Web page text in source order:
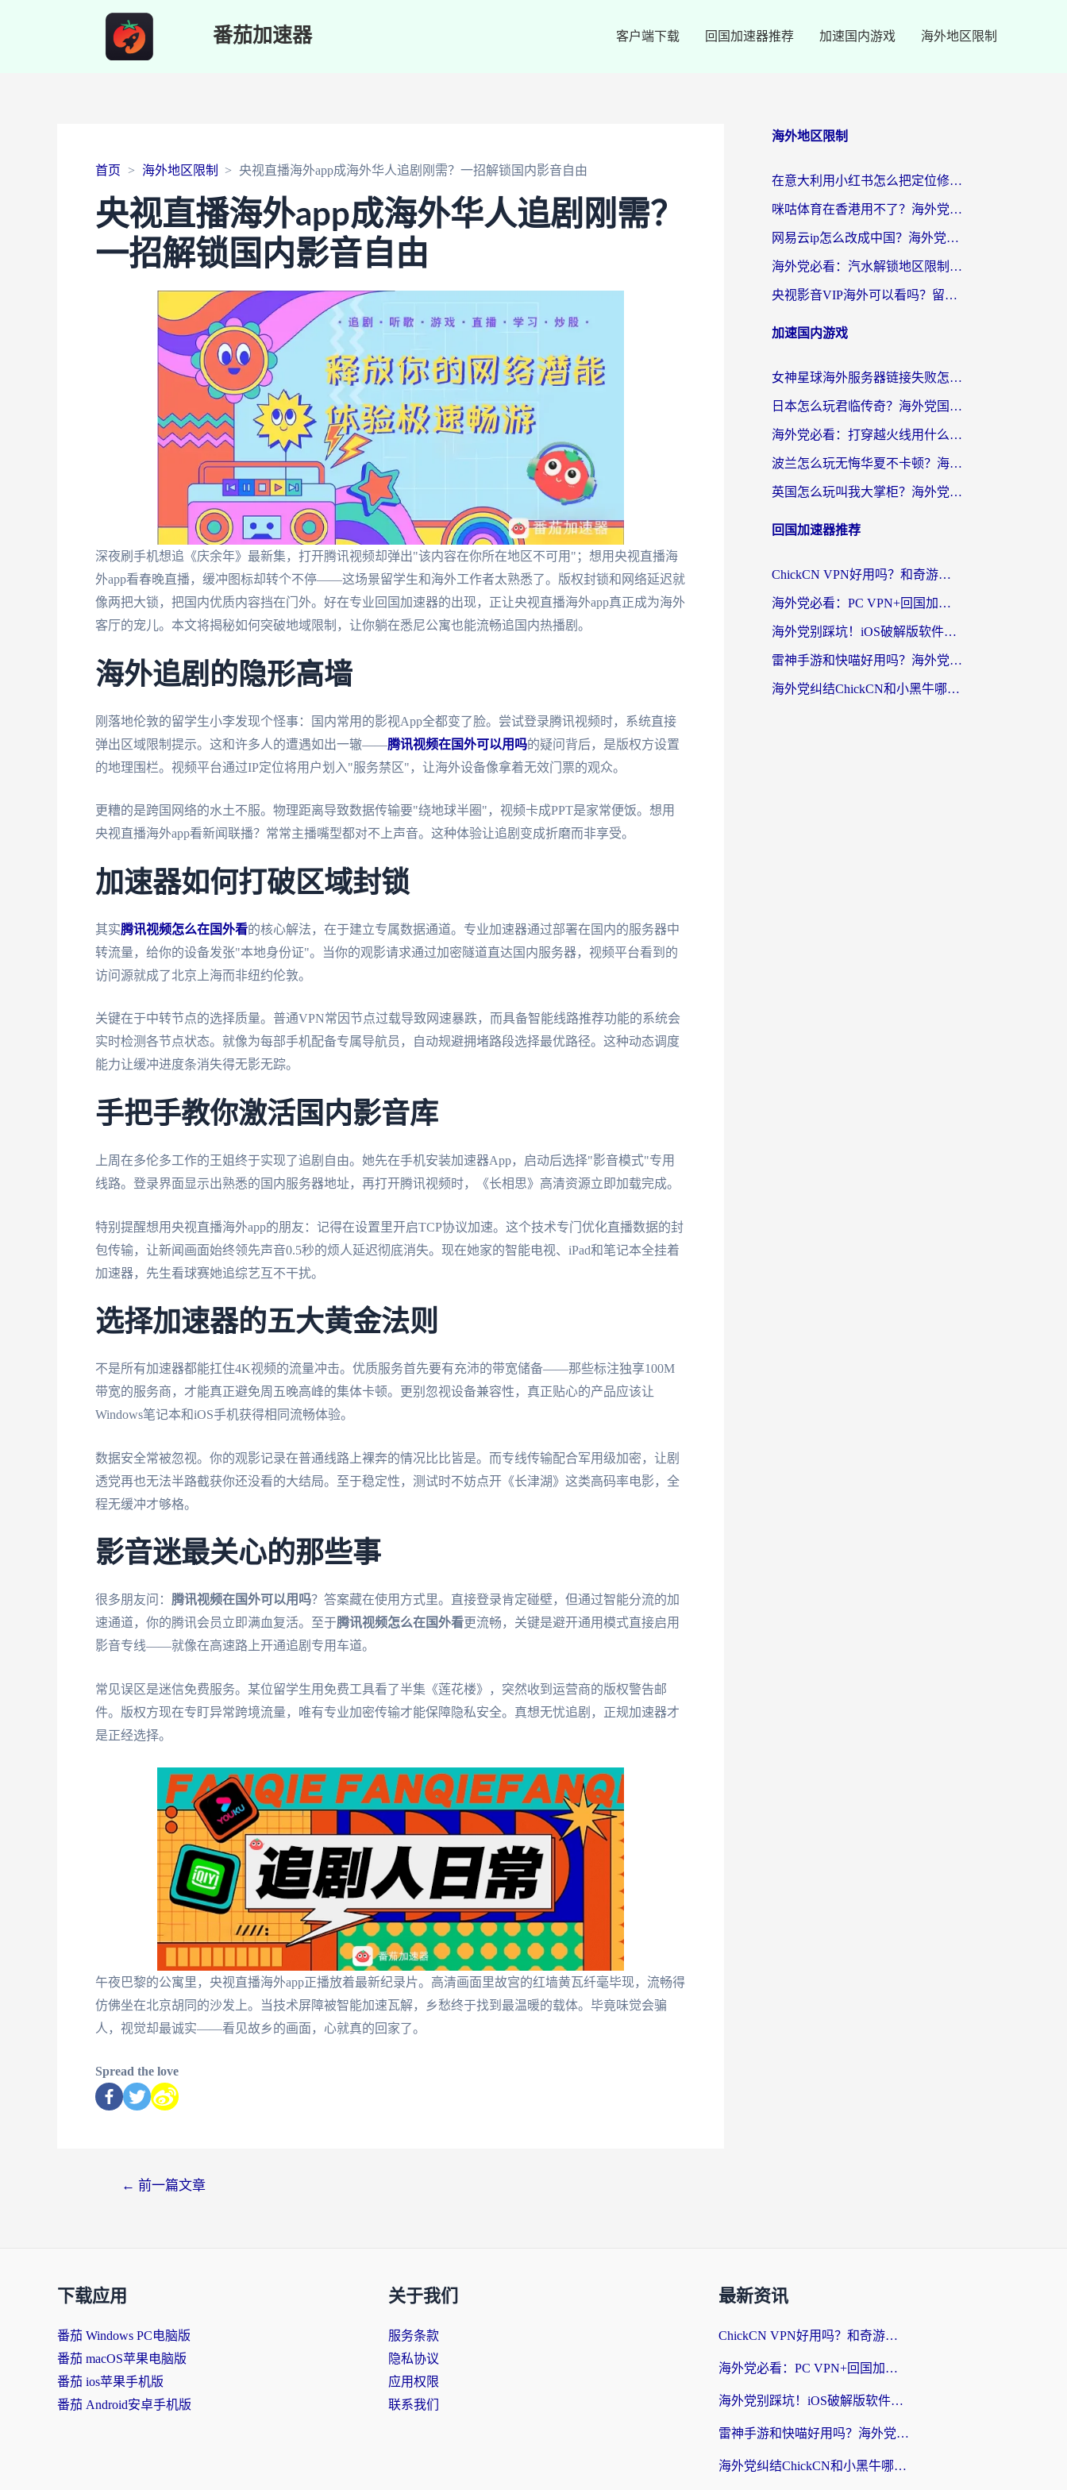
番茄加速器 客户端下载 回国加速器推荐 加速国内游戏 海外地区限制
首页 海外地区限制 央视直播海外app成海外华人追剧刚需？一招解锁国内影音自由
央视直播海外app成海外华人追剧刚需？
一招解锁国内影音自由
深夜刷手机想追《庆余年》最新集，打开腾讯视频却弹出"该内容在你所在地区不可用"；想用央视直播海
外app看春晚直播，缓冲图标却转个不停——这场景留学生和海外工作者太熟悉了。版权封锁和网络延迟就
像两把大锁，把国内优质内容挡在门外。好在专业回国加速器的出现，正让央视直播海外app真正成为海外
客厅的宠儿。本文将揭秘如何突破地域限制，让你躺在悉尼公寓也能流畅追国内热播剧。
海外追剧的隐形高墙
刚落地伦敦的留学生小李发现个怪事：国内常用的影视App全都变了脸。尝试登录腾讯视频时，系统直接
弹出区域限制提示。这和许多人的遭遇如出一辙——腾讯视频在国外可以用吗的疑问背后，是版权方设置
的地理围栏。视频平台通过IP定位将用户划入"服务禁区"，让海外设备像拿着无效门票的观众。
更糟的是跨国网络的水土不服。物理距离导致数据传输要"绕地球半圈"，视频卡成PPT是家常便饭。想用
央视直播海外app看新闻联播？常常主播嘴型都对不上声音。这种体验让追剧变成折磨而非享受。
加速器如何打破区域封锁
其实腾讯视频怎么在国外看的核心解法，在于建立专属数据通道。专业加速器通过部署在国内的服务器中
转流量，给你的设备发张"本地身份证"。当你的观影请求通过加密隧道直达国内服务器，视频平台看到的
访问源就成了北京上海而非纽约伦敦。
关键在于中转节点的选择质量。普通VPN常因节点过载导致网速暴跌，而具备智能线路推荐功能的系统会
实时检测各节点状态。就像为每部手机配备专属导航员，自动规避拥堵路段选择最优路径。这种动态调度
能力让缓冲进度条消失得无影无踪。
手把手教你激活国内影音库
上周在多伦多工作的王姐终于实现了追剧自由。她先在手机安装加速器App，启动后选择"影音模式"专用
线路。登录界面显示出熟悉的国内服务器地址，再打开腾讯视频时，《长相思》高清资源立即加载完成。
特别提醒想用央视直播海外app的朋友：记得在设置里开启TCP协议加速。这个技术专门优化直播数据的封
包传输，让新闻画面始终领先声音0.5秒的烦人延迟彻底消失。现在她家的智能电视、iPad和笔记本全挂着
加速器，先生看球赛她追综艺互不干扰。
选择加速器的五大黄金法则
不是所有加速器都能扛住4K视频的流量冲击。优质服务首先要有充沛的带宽储备——那些标注独享100M
带宽的服务商，才能真正避免周五晚高峰的集体卡顿。更别忽视设备兼容性，真正贴心的产品应该让
Windows笔记本和iOS手机获得相同流畅体验。
数据安全常被忽视。你的观影记录在普通线路上裸奔的情况比比皆是。而专线传输配合军用级加密，让剧
透党再也无法半路截获你还没看的大结局。至于稳定性，测试时不妨点开《长津湖》这类高码率电影，全
程无缓冲才够格。
影音迷最关心的那些事
很多朋友问： 腾讯视频在国外可以用吗？答案藏在使用方式里。直接登录肯定碰壁，但通过智能分流的加
速通道，你的腾讯会员立即满血复活。至于腾讯视频怎么在国外看更流畅，关键是避开通用模式直接启用
影音专线——就像在高速路上开通追剧专用车道。
常见误区是迷信免费服务。某位留学生用免费工具看了半集《莲花楼》，突然收到运营商的版权警告邮
件。版权方现在专盯异常跨境流量，唯有专业加密传输才能保障隐私安全。真想无忧追剧，正规加速器才
是正经选择。
午夜巴黎的公寓里，央视直播海外app正播放着最新纪录片。高清画面里故宫的红墙黄瓦纤毫毕现，流畅得
仿佛坐在北京胡同的沙发上。当技术屏障被智能加速瓦解，乡愁终于找到最温暖的载体。毕竟味觉会骗
人，视觉却最诚实——看见故乡的画面，心就真的回家了。
Spread the love
← 前一篇文章
海外地区限制
在意大利用小红书怎么把定位修改到中国国内？3个实用技巧+1个靠谱工具帮你搞定
咪咕体育在香港用不了？海外党必看的回国加速器选择指南（附3个真实场景解决方案）
网易云ip怎么改成中国？海外党听音乐听书的无痛解决方案
海外党必看：汽水解锁地区限制怎么解除？3招解决国内影音&生活服务难题
央视影音VIP海外可以看吗？留学生亲测有效的回国加速器选择指南
加速国内游戏
女神星球海外服务器链接失败怎么解决？海外党国服游戏加速避坑指南
日本怎么玩君临传奇？海外党国服游戏加速避坑指南（附菲律宾欧洲玩家实测）
海外党必看：打穿越火线用什么加速器？解决延迟卡顿，还能玩奇妙拼图世界和第五人格
波兰怎么玩无悔华夏不卡顿？海外国服游戏加速器终极指南（附征途2萤火突击解决方案）
英国怎么玩叫我大掌柜？海外党国服游戏加速避坑指南（附实测推荐）
回国加速器推荐
ChickCN VPN好用吗？和奇游手游VPN对比哪个回国效果更好？海外党亲测实用指南
海外党必看：PC VPN+回国加速器怎么选？无缝访问国内资源全攻略
海外党别踩坑！iOS破解版软件不可靠？教你选对回国加速器无缝看国内资源
雷神手游和快喵好用吗？海外党亲测5款回国加速器，附斧牛Bling对比+微信视频号解决办法
海外党纠结ChickCN和小黑牛哪个好？一篇帮你选对回国加速器的实用指南
下载应用
番茄 Windows PC电脑版
番茄 macOS苹果电脑版
番茄 ios苹果手机版
番茄 Android安卓手机版
关于我们
服务条款
隐私协议
应用权限
联系我们
最新资讯
ChickCN VPN好用吗？和奇游手游VPN对比哪个回国效果更好？海外党亲测实用指南
海外党必看：PC VPN+回国加速器怎么选？无缝访问国内资源全攻略
海外党别踩坑！iOS破解版软件不可靠？教你选对回国加速器无缝看国内资源
雷神手游和快喵好用吗？海外党亲测5款回国加速器，附斧牛Bling对比+微信视频号解决办法
海外党纠结ChickCN和小黑牛哪个好？一篇帮你选对回国加速器的实用指南